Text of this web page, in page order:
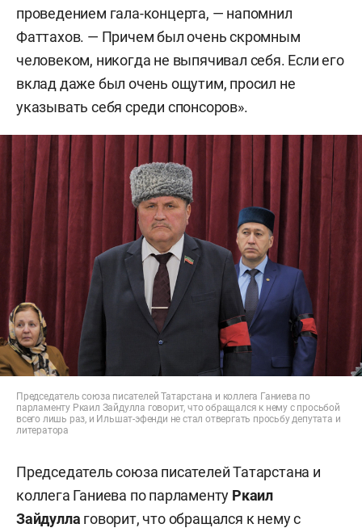
проведением гала-концерта, — напомнил
Фаттахов. — Причем был очень скромным
человеком, никогда не выпячивал себя. Если его
вклад даже был очень ощутим, просил не
указывать себя среди спонсоров».
Председатель союза писателей Татарстана и коллега Ганиева по
парламенту Ркаил Зайдулла говорит, что обращался к нему с просьбой
всего лишь раз, и Ильшат-эфенди не стал отвергать просьбу депутата и
литератора
Председатель союза писателей Татарстана и
коллега Ганиева по парламенту Ркаил
Зайдулла говорит, что обращался к нему с